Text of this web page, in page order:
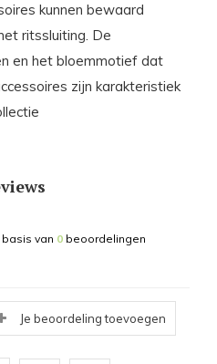
kunnen bewaard
ritssluiting. De
en het bloemmotief dat
zijn karakteristiek
van 0 beoordelingen
Je beoordeling toevoegen